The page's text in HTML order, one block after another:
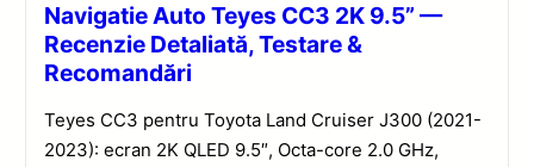
Navigatie Auto Teyes CC3 2K 9.5” —
Recenzie Detaliată, Testare &
Recomandări
Teyes CC3 pentru Toyota Land Cruiser J300 (2021-
2023): ecran 2K QLED 9.5″, Octa-core 2.0 GHz,